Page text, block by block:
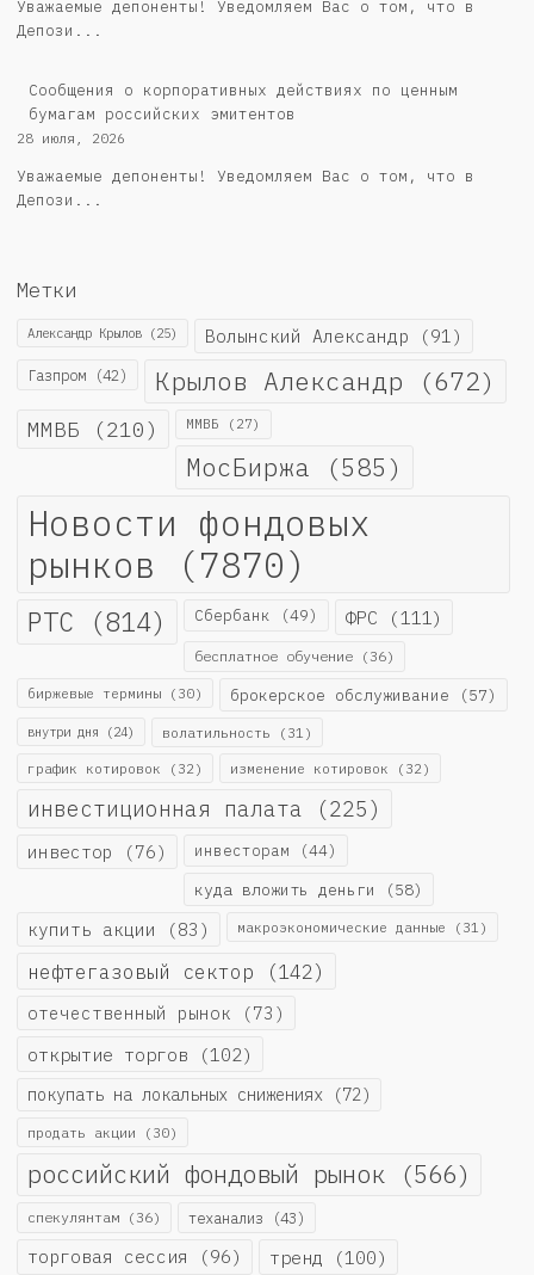
Уважаемые депоненты! Уведомляем Вас о том, что в
Депози...
Cообщения о корпоративных действиях по ценным
бумагам российских эмитентов
28 июля, 2026
Уважаемые депоненты! Уведомляем Вас о том, что в
Депози...
Метки
Александр Крылов (25) Волынский Александр (91)
Газпром (42) Крылов Александр (672)
ММВБ (210) ММВБ (27)
МосБиржа (585)
Новости фондовых
рынков (7870)
РТС (814) Сбербанк (49) ФРС (111)
бесплатное обучение (36)
биржевые термины (30) брокерское обслуживание (57)
внутри дня (24) волатильность (31)
график котировок (32) изменение котировок (32)
инвестиционная палата (225)
инвестор (76) инвесторам (44)
куда вложить деньги (58)
купить акции (83) макроэкономические данные (31)
нефтегазовый сектор (142)
отечественный рынок (73)
открытие торгов (102)
покупать на локальных снижениях (72)
продать акции (30)
российский фондовый рынок (566)
спекулянтам (36) теханализ (43)
торговая сессия (96) тренд (100)